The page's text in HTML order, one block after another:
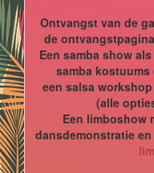
Ontvangst van de
de
Een samba show
samba
een salsa
(alle
Een limboshow
dansdemonstratie